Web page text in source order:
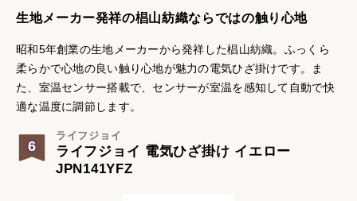
生地メーカー発祥の椙山紡織ならではの触り心地
昭和5年創業の生地メーカーから発祥した椙山紡織。ふっくら
柔らかで心地の良い触り心地が魅力の電気ひざ掛けです。ま
た、室温センサー搭載で、センサーが室温を感知して自動で快
適な温度に調節します。
6
ライフジョイ
ライフジョイ 電気ひざ掛け イエロー
JPN141YFZ